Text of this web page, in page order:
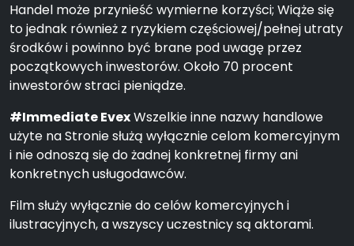
Handel może przynieść wymierne korzyści; Wiąże się
to jednak również z ryzykiem częściowej/pełnej utraty
środków i powinno być brane pod uwagę przez
początkowych inwestorów. Około 70 procent
inwestorów straci pieniądze.
#Immediate EvexWszelkie inne nazwy handlowe
użyte na Stronie służą wyłącznie celom komercyjnym
i nie odnoszą się do żadnej konkretnej firmy ani
konkretnych usługodawców.
Film służy wyłącznie do celów komercyjnych i
ilustracyjnych, a wszyscy uczestnicy są aktorami.